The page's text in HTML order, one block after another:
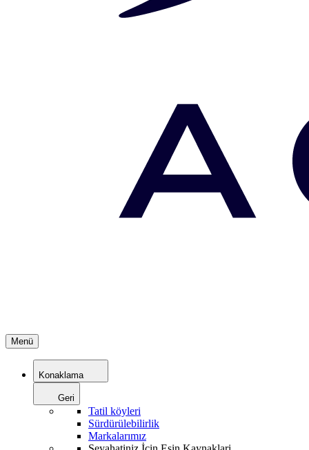
Menü
Konaklama
Geri
Tatil köyleri
Sürdürülebilirlik
Markalarımız